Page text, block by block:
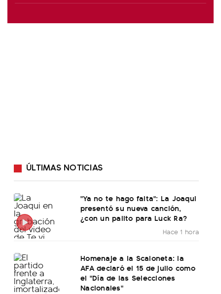
ÚLTIMAS NOTICIAS
"Ya no te hago falta": La Joaqui
presentó su nueva canción,
¿con un palito para Luck Ra?
Hace 1 hora
Homenaje a la Scaloneta: la
AFA declaró el 15 de julio como
el "Día de las Selecciones
Nacionales"